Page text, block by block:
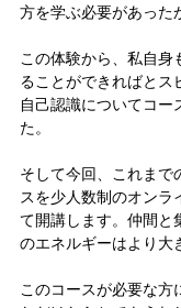
方を学ぶ必要があった
この体験から、私自身
ることができればとス
自己認識についてコー
た。
そして今回、これまで
スを少人数制のオンラ
て開講します。仲間と
のエネルギーはより大
このコースが必要な方